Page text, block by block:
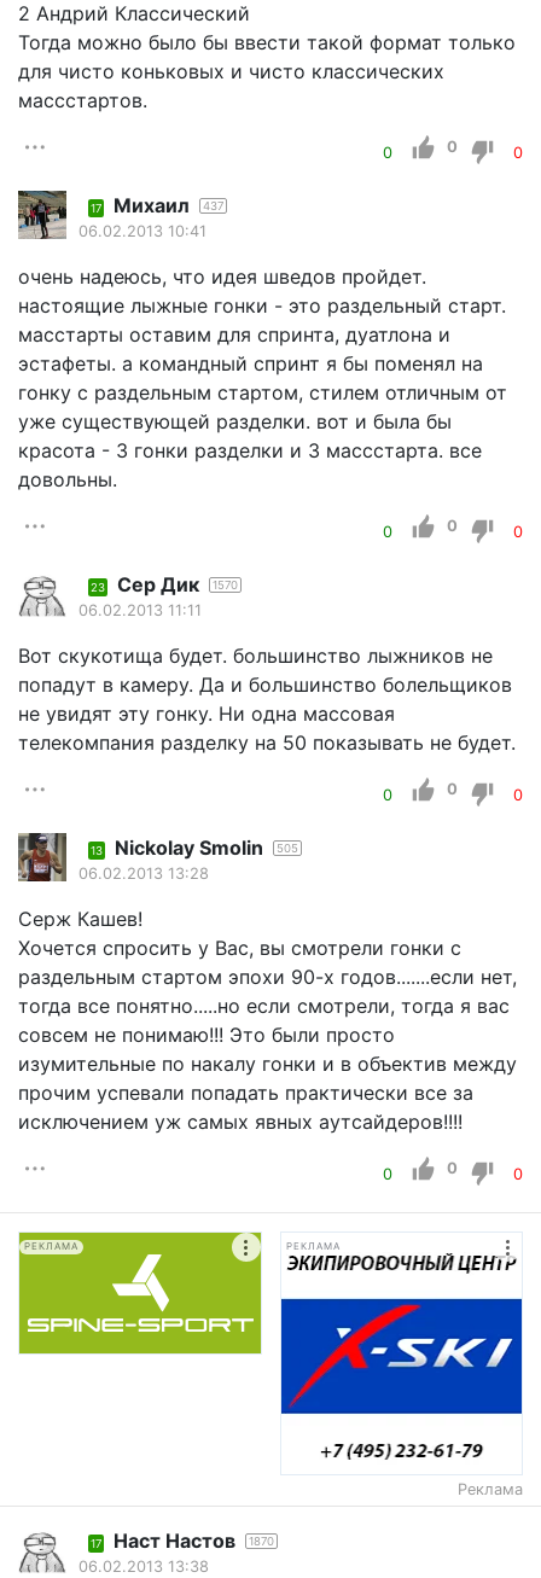
2 Андрий Классический
Тогда можно было бы ввести такой формат только
для чисто коньковых и чисто классических
массстартов.
0 0 0
17 Михаил 437
06.02.2013 10:41
очень надеюсь, что идея шведов пройдет.
настоящие лыжные гонки - это раздельный старт.
масстарты оставим для спринта, дуатлона и
эстафеты. а командный спринт я бы поменял на
гонку с раздельным стартом, стилем отличным от
уже существующей разделки. вот и была бы
красота - 3 гонки разделки и 3 массстарта. все
довольны.
0 0 0
23 Сер Дик 1570
06.02.2013 11:11
Вот скукотища будет. большинство лыжников не
попадут в камеру. Да и большинство болельщиков
не увидят эту гонку. Ни одна массовая
телекомпания разделку на 50 показывать не будет.
0 0 0
13 Nickolay Smolin 505
06.02.2013 13:28
Серж Кашев!
Хочется спросить у Вас, вы смотрели гонки с
раздельным стартом эпохи 90-х годов.......если нет,
тогда все понятно.....но если смотрели, тогда я вас
совсем не понимаю!!! Это были просто
изумительные по накалу гонки и в объектив между
прочим успевали попадать практически все за
исключением уж самых явных аутсайдеров!!!!
0 0 0
РЕКЛАМА РЕКЛАМА
Реклама
17 Наст Настов 1870
06.02.2013 13:38